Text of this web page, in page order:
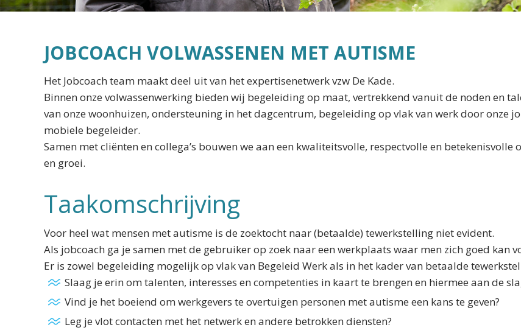
JOBCOACH VOLWASSENEN MET AUTISME
Het Jobcoach team maakt deel uit van het expertisenetwerk vzw De Kade.
Binnen onze volwassenwerking bieden wij begeleiding op maat, vertrekkend vanuit de noden en
van onze woonhuizen, ondersteuning in het dagcentrum, begeleiding op vlak van werk door onze
mobiele begeleider.
Samen met cliënten en collega’s bouwen we aan een kwaliteitsvolle, respectvolle en
en groei.
Taakomschrijving
Voor heel wat mensen met autisme is de zoektocht naar (betaalde) tewerkstelling niet evident.
Als jobcoach ga je samen met de gebruiker op zoek naar een werkplaats waar men zich goed kan
Er is zowel begeleiding mogelijk op vlak van Begeleid Werk als in het kader van betaalde
Slaag je erin om talenten, interesses en competenties in kaart te brengen en hiermee aan de
Vind je het boeiend om werkgevers te overtuigen personen met autisme een kans te geven?
Leg je vlot contacten met het netwerk en andere betrokken diensten?